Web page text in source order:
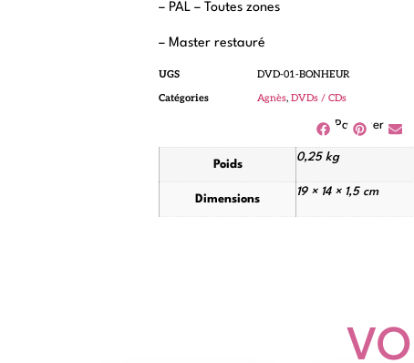
– PAL – Toutes zones
– Master restauré
UGS
DVD-01-BONHEUR
Catégories
Agnès, DVDs / CDs
Partager
Poids
0,25 kg
Dimensions
19 × 14 × 1,5 cm